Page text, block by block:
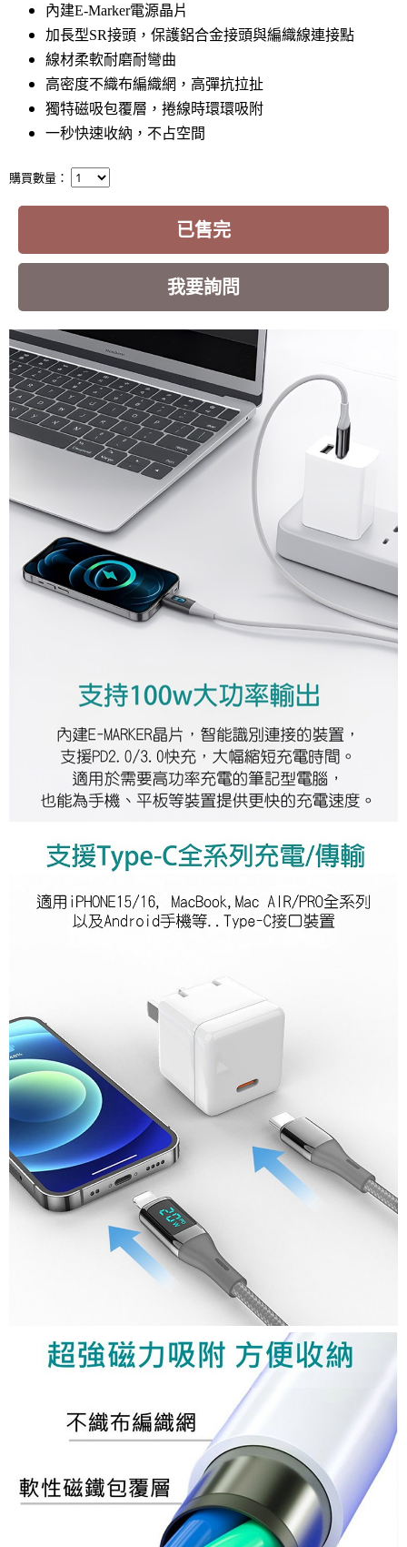
內建E-Marker電源晶片
加長型SR接頭，保護鋁合金接頭與編織線連接點
線材柔軟耐磨耐彎曲
高密度不織布編織網，高彈抗拉扯
獨特磁吸包覆層，捲線時環環吸附
一秒快速收納，不占空間
購買數量：
已售完
我要詢問